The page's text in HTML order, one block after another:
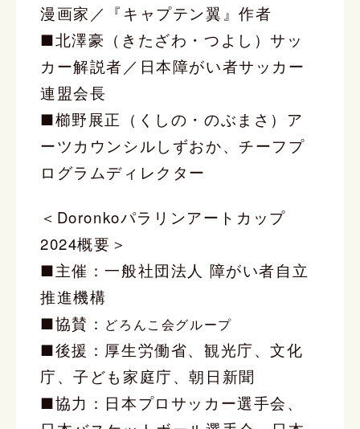
漫画家／『キャプテン翼』作者
■北澤豪（きたざわ・つよし）サッ
カー解説者／日本障がい者サッカー
連盟会長
■櫛野展正（くしの・のぶまさ）ア
ーツカウンシルしずおか、チーフプ
ログラムディレクター
＜Doronkoパラリンアートカップ
2024概要＞
■主催：一般社団法人 障がい者自立
推進機構
■協賛： どろんこ会グループ
■後援：厚生労働省、観光庁、文化
庁、子ども家庭庁、朝日新聞
■協力：日本プロサッカー選手会、